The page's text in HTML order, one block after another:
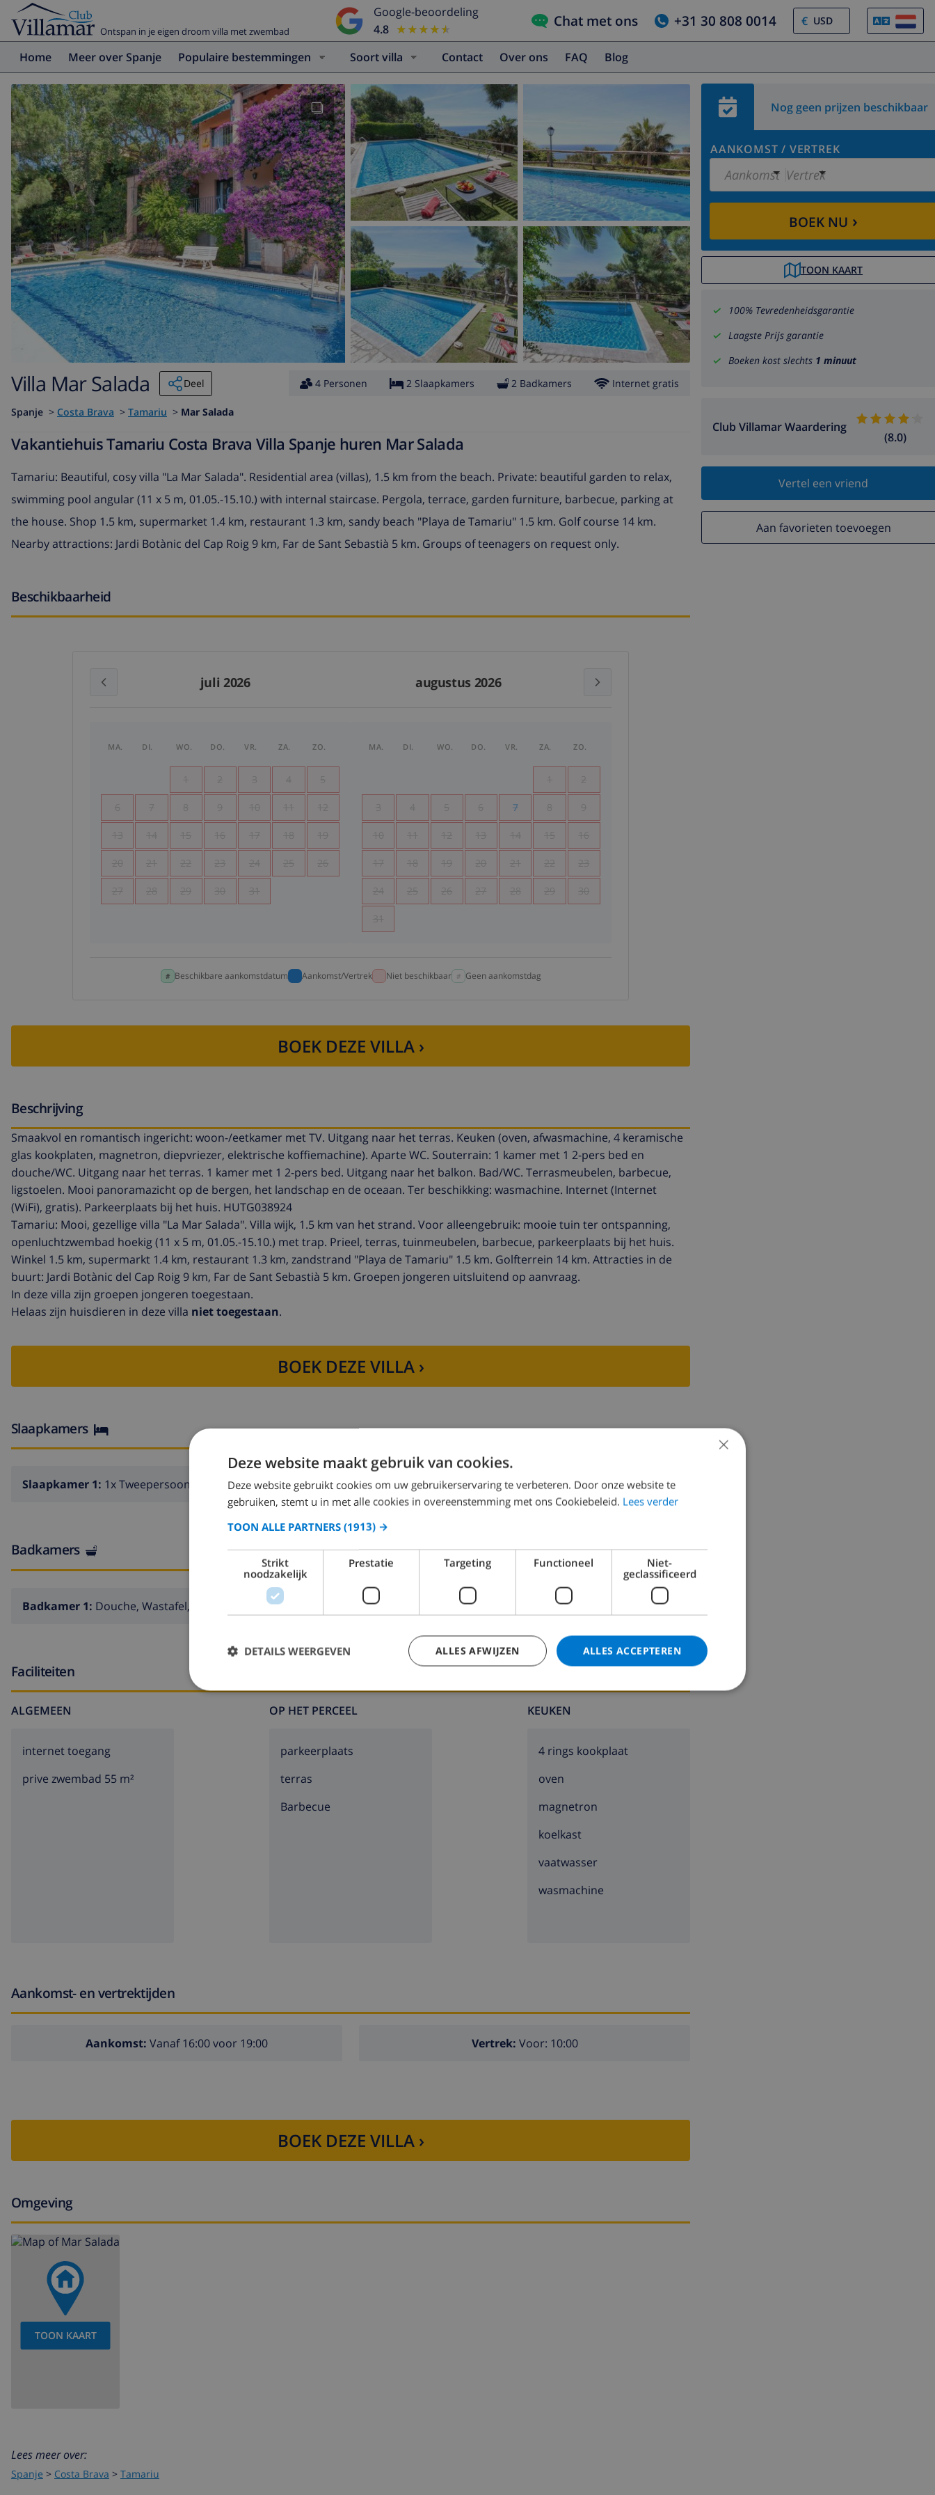
Ontspan in je eigen droom villa met zwembad
Google-beoordeling
4.8
★★★★★
★★★★★ Chat met ons +31 30 808 0014 €
Home Meer over Spanje Populaire bestemmingen Soort villa Contact Over ons FAQ Blog
Nog geen prijzen beschikbaar
AANKOMST / VERTREK
Aankomst Vertrek
BOEK NU ›
TOON KAART
100% Tevredenheidsgarantie
Laagste Prijs garantie
Boeken kost slechts 1 minuut
Club Villamar Waardering
(8.0)
Vertel een vriend
Aan favorieten toevoegen
Villa Mar Salada Deel 4 Personen 2 Slaapkamers 2 Badkamers Internet gratis
Spanje > Costa Brava > Tamariu > Mar Salada
Vakantiehuis Tamariu Costa Brava Villa Spanje huren Mar Salada
Tamariu: Beautiful, cosy villa "La Mar Salada". Residential area (villas), 1.5 km from the beach. Private: beautiful garden to relax,
swimming pool angular (11 x 5 m, 01.05.-15.10.) with internal staircase. Pergola, terrace, garden furniture, barbecue, parking at
the house. Shop 1.5 km, supermarket 1.4 km, restaurant 1.3 km, sandy beach "Playa de Tamariu" 1.5 km. Golf course 14 km.
Nearby attractions: Jardi Botànic del Cap Roig 9 km, Far de Sant Sebastià 5 km. Groups of teenagers on request only.
Beschikbaarheid
juli 2026 augustus 2026
MA. DI. WO. DO. VR. ZA. ZO.
1 2 3 4 5
6 7 8 9 10 11 12
13 14 15 16 17 18 19
20 21 22 23 24 25 26
27 28 29 30 31
MA. DI. WO. DO. VR. ZA. ZO.
1 2
3 4 5 6 7 8 9
10 11 12 13 14 15 16
17 18 19 20 21 22 23
24 25 26 27 28 29 30
31
Beschikbare aankomstdatum Aankomst/Vertrek Niet beschikbaar Geen aankomstdag
BOEK DEZE VILLA ›
Beschrijving
Smaakvol en romantisch ingericht: woon-/eetkamer met TV. Uitgang naar het terras. Keuken (oven, afwasmachine, 4 keramische
glas kookplaten, magnetron, diepvriezer, elektrische koffiemachine). Aparte WC. Souterrain: 1 kamer met 1 2-pers bed en
douche/WC. Uitgang naar het terras. 1 kamer met 1 2-pers bed. Uitgang naar het balkon. Bad/WC. Terrasmeubelen, barbecue,
ligstoelen. Mooi panoramazicht op de bergen, het landschap en de oceaan. Ter beschikking: wasmachine. Internet (Internet
(WiFi), gratis). Parkeerplaats bij het huis. HUTG038924
Tamariu: Mooi, gezellige villa "La Mar Salada". Villa wijk, 1.5 km van het strand. Voor alleengebruik: mooie tuin ter ontspanning,
openluchtzwembad hoekig (11 x 5 m, 01.05.-15.10.) met trap. Prieel, terras, tuinmeubelen, barbecue, parkeerplaats bij het huis.
Winkel 1.5 km, supermarkt 1.4 km, restaurant 1.3 km, zandstrand "Playa de Tamariu" 1.5 km. Golfterrein 14 km. Attracties in de
buurt: Jardi Botànic del Cap Roig 9 km, Far de Sant Sebastià 5 km. Groepen jongeren uitsluitend op aanvraag.
In deze villa zijn groepen jongeren toegestaan.
Helaas zijn huisdieren in deze villa niet toegestaan.
BOEK DEZE VILLA ›
Slaapkamers
Slaapkamer 1: 1x Tweepersoons bed Slaapkamer 2:1x Tweepersoons bed
Badkamers
Badkamer 1: Douche, Wastafel, Toilet Badkamer 2: Bad, Wastafel, Toilet
Faciliteiten
ALGEMEEN
internet toegang
prive zwembad 55 m²
OP HET PERCEEL
parkeerplaats
terras
barbecue
KEUKEN
4 rings kookplaat
oven
magnetron
koelkast
vaatwasser
wasmachine
Aankomst- en vertrektijden
Aankomst: Vanaf 16:00 voor 19:00 Vertrek: Voor: 10:00
BOEK DEZE VILLA ›
Omgeving
TOON KAART
Lees meer over:
Spanje > Costa Brava > Tamariu
×
Deze website maakt gebruik van cookies.
Deze website gebruikt cookies om uw gebruikerservaring te verbeteren. Door onze website te
gebruiken, stemt u in met alle cookies in overeenstemming met ons Cookiebeleid. Lees verder
TOON ALLE PARTNERS (1913) →
Strikt
noodzakelijk
Prestatie Targeting Functioneel
Niet-
geclassificeerd
ALLES ACCEPTEREN
ALLES AFWIJZEN
DETAILS WEERGEVEN